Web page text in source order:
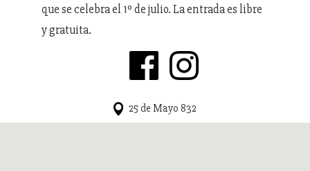
que se celebra el 1º de julio. La entrada es libre
y gratuita.
25 de Mayo 832